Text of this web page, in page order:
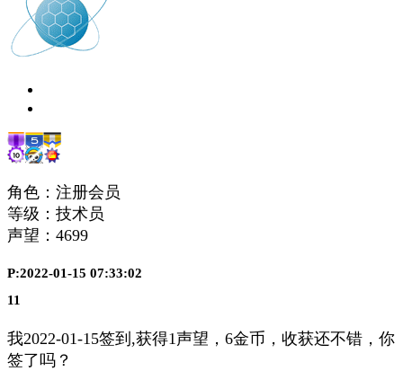
角色：注册会员
等级：技术员
声望： 4699
P:2022-01-15 07:33:02
11
我2022-01-15签到,获得1声望，6金币，收获还不错，你
签了吗？